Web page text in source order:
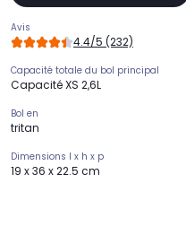
Avis
4.4/5 (232)
Capacité totale du bol principal
Capacité XS 2,6L
Bol en
tritan
Dimensions l x h x p
19 x 36 x 22.5 cm